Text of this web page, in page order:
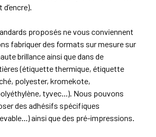
proposés ne vous conviennent
fabriquer des formats sur mesure sur
brillance ainsi que dans de
(étiquette thermique, étiquette
polyester, kromekote,
tyvec...). Nous pouvons
des adhésifs spécifiques
ainsi que des pré-impressions.